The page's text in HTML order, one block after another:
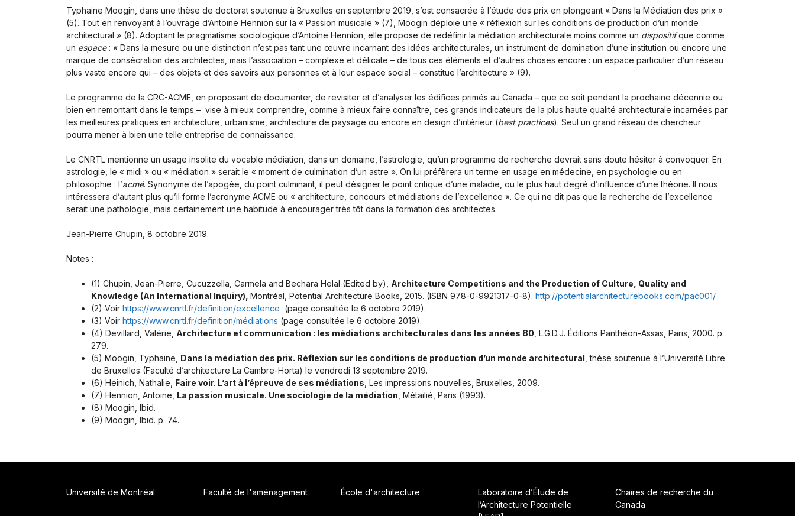
Typhaine Moogin, dans une thèse de doctorat soutenue à Bruxelles en septembre 2019, s’est consacrée à l’étude des prix en plongeant « Dans la Médiation des prix »
(5). Tout en renvoyant à l’ouvrage d’Antoine Hennion sur la « Passion musicale » (7), Moogin déploie une « réflexion sur les conditions de production d’un monde
architectural » (8). Adoptant le pragmatisme sociologique d’Antoine Hennion, elle propose de redéfinir la médiation architecturale moins comme un dispositifque comme
un espace: « Dans la mesure ou une distinction n’est pas tant une œuvre incarnant des idées architecturales, un instrument de domination d’une institution ou encore une
marque de consécration des architectes, mais l’association – complexe et délicate – de tous ces éléments et d’autres choses encore : un espace particulier d’un réseau
plus vaste encore qui – des objets et des savoirs aux personnes et à leur espace social – constitue l’architecture » (9).
Le programme de la CRC-ACME, en proposant de documenter, de revisiter et d’analyser les édifices primés au Canada – que ce soit pendant la prochaine décennie ou
bien en remontant dans le temps – vise à mieux comprendre, comme à mieux faire connaître, ces grands indicateurs de la plus haute qualité architecturale incarnées par
les meilleures pratiques en architecture, urbanisme, architecture de paysage ou encore en design d’intérieur (best practices). Seul un grand réseau de chercheur
pourra mener à bien une telle entreprise de connaissance.
Le CNRTL mentionne un usage insolite du vocable médiation, dans un domaine, l’astrologie, qu’un programme de recherche devrait sans doute hésiter à convoquer. En
astrologie, le « midi » ou « médiation » serait le « moment de culmination d’un astre ». On lui préfèrera un terme en usage en médecine, en psychologie ou en
philosophie : l’acmé. Synonyme de l’apogée, du point culminant, il peut désigner le point critique d’une maladie, ou le plus haut degré d’influence d’une théorie. Il nous
intéressera d’autant plus qu’il forme l’acronyme ACME ou « architecture, concours et médiations de l’excellence ». Ce qui ne dit pas que la recherche de l’excellence
serait une pathologie, mais certainement une habitude à encourager très tôt dans la formation des architectes.
Jean-Pierre Chupin, 8 octobre 2019.
Notes :
(1) Chupin, Jean-Pierre, Cucuzzella, Carmela and Bechara Helal (Edited by), Architecture Competitions and the Production of Culture, Quality and
Knowledge (An International Inquiry), Montréal, Potential Architecture Books, 2015. (ISBN 978-0-9921317-0-8). http://potentialarchitecturebooks.com/pac001/
(2) Voir https://www.cnrtl.fr/definition/excellence (page consultée le 6 octobre 2019).
(3) Voir https://www.cnrtl.fr/definition/médiations (page consultée le 6 octobre 2019).
(4) Devillard, Valérie, Architecture et communication : les médiations architecturales dans les années 80 , L.G.D.J. Éditions Panthéon-Assas, Paris, 2000. p.
279.
(5) Moogin, Typhaine, Dans la médiation des prix. Réflexion sur les conditions de production d’un monde architectural , thèse soutenue à l’Université Libre
de Bruxelles (Faculté d’architecture La Cambre-Horta) le vendredi 13 septembre 2019.
(6) Heinich, Nathalie, Faire voir. L’art à l’épreuve de ses médiations , Les impressions nouvelles, Bruxelles, 2009.
(7) Hennion, Antoine, La passion musicale. Une sociologie de la médiation , Métailié, Paris (1993).
(8) Moogin, Ibid.
(9) Moogin, Ibid. p. 74.
Université de Montréal Faculté de l'aménagement École d'architecture
Laboratoire d’Étude de
l’Architecture Potentielle
Chaires de recherche du
Canada